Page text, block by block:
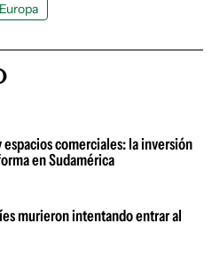
Europa
comerciales: la inversión
en Sudamérica
murieron intentando entrar al